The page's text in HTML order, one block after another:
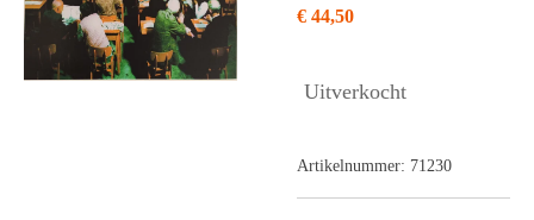
€ 44,50
Uitverkocht
Artikelnummer: 71230